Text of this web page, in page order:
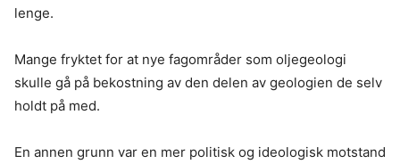
lenge.
Mange fryktet for at nye fagområder som oljegeologi
skulle gå på bekostning av den delen av geologien de selv
holdt på med.
En annen grunn var en mer politisk og ideologisk motstand